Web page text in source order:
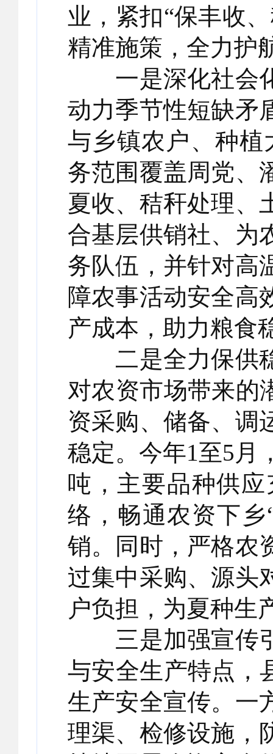
业，紧扣“保丰收
精准施策，全力护
一是深化社会化
动力季节性短缺矛
与乡镇农户、种植
务范围覆盖周党、
夏收、秸秆处理、
合基层供销社、为
务队伍，并针对高
障农事活动安全高
产成本，助力粮食
二是全力保供稳
对农资市场带来的
资采购、储备、调
稳定。今年1至5月
吨，主要品种供
络，畅通农资下
销。同时，严格农
过集中采购、源头
户负担，为夏种生
三是加强宣传引
与安全生产特点，
生产安全宣传。一
理渠、检修设施，